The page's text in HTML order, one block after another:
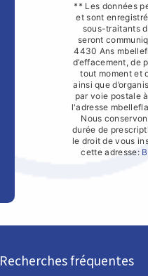
** Les données
et sont
sous-traitants
seront
4430 Ans
d’effacement, de
tout moment et
ainsi que
par voie postale
l'adresse
Nous
durée de
le droit de vous
cette adresse:
Recherches fréquentes